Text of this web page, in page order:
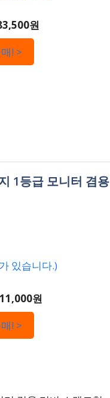
원
! >
1등급 모니터 겸용
있습니다.)
원
! >